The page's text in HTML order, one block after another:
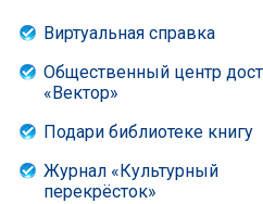
Виртуальная справка
Общественный центр
«Вектор»
Подари библиотеке книгу
Журнал «Культурный
перекрёсток»